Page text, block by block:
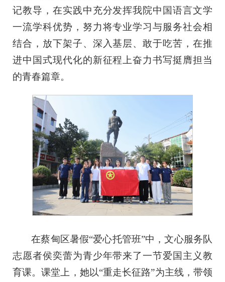
记教导，在实践中充分发挥我院中国语言文学
一流学科优势，努力将专业学习与服务社会相
结合，放下架子、深入基层、敢于吃苦，在推
进中国式现代化的新征程上奋力书写挺膺担当
的青春篇章。
在蔡甸区暑假“爱心托管班”中，文心服务队
志愿者侯奕蕾为青少年带来了一节爱国主义教
育课。课堂上，她以“重走长征路”为主线，带领